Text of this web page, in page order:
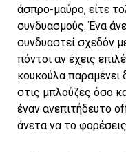
άσπρο-μαύρο, είτε
συνδυασμούς. Ένα
συνδυαστεί σχεδόν
πόντοι αν έχεις
κουκούλα
στις μπλούζες όσο
έναν ανεπιτήδευτο
άνετα να το